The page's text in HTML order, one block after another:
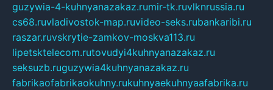
guzywia-4-kuhnyanazakaz.rumir-tk.ruvlknrussia.ru
cs68.ruvladivostok-map.ruvideo-seks.rubankaribi.ru
raszar.ruvskrytie-zamkov-moskva113.ru
lipetsktelecom.rutovudyi4kuhnyanazakaz.ru
seksuzb.ruguzywia4kuhnyanazakaz.ru
fabrikaofabrikaokuhny.rukuhnyaekuhnyaafabrika.ru